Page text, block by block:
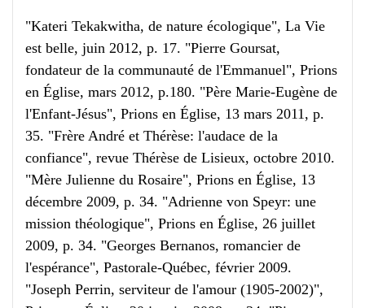
"Kateri Tekakwitha, de nature écologique", La Vie
est belle, juin 2012, p. 17. "Pierre Goursat,
fondateur de la communauté de l'Emmanuel", Prions
en Église, mars 2012, p.180. "Père Marie-Eugène de
l'Enfant-Jésus", Prions en Église, 13 mars 2011, p.
35. "Frère André et Thérèse: l'audace de la
confiance", revue Thérèse de Lisieux, octobre 2010.
"Mère Julienne du Rosaire", Prions en Église, 13
décembre 2009, p. 34. "Adrienne von Speyr: une
mission théologique", Prions en Église, 26 juillet
2009, p. 34. "Georges Bernanos, romancier de
l'espérance", Pastorale-Québec, février 2009.
"Joseph Perrin, serviteur de l'amour (1905-2002)",